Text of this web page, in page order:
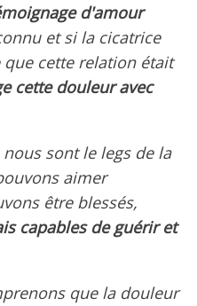
d'amour
et si la cicatrice
cette relation était
cette douleur avec
sont le legs de la
aimer
être blessés,
capables de guérir et
que la douleur